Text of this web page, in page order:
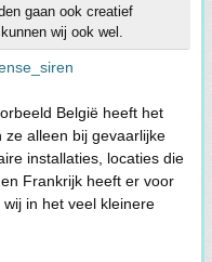
gaan ook creatief
wij ook wel.
België heeft het
ze alleen bij gevaarlijke
installaties, locaties die
Frankrijk heeft er voor
in het veel kleinere